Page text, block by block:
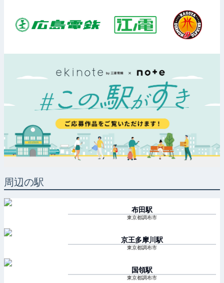
周辺の駅
布田駅
東京都調布市
京王多摩川 駅
東京都調布市
国領駅
東京都調布市